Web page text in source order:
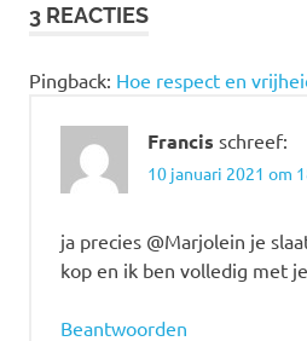
3 REACTIES
Pingback: Hoe respect en
Francis schreef:
10 januari 2021 om
ja precies @Marjolein je
kop en ik ben volledig met
Beantwoorden